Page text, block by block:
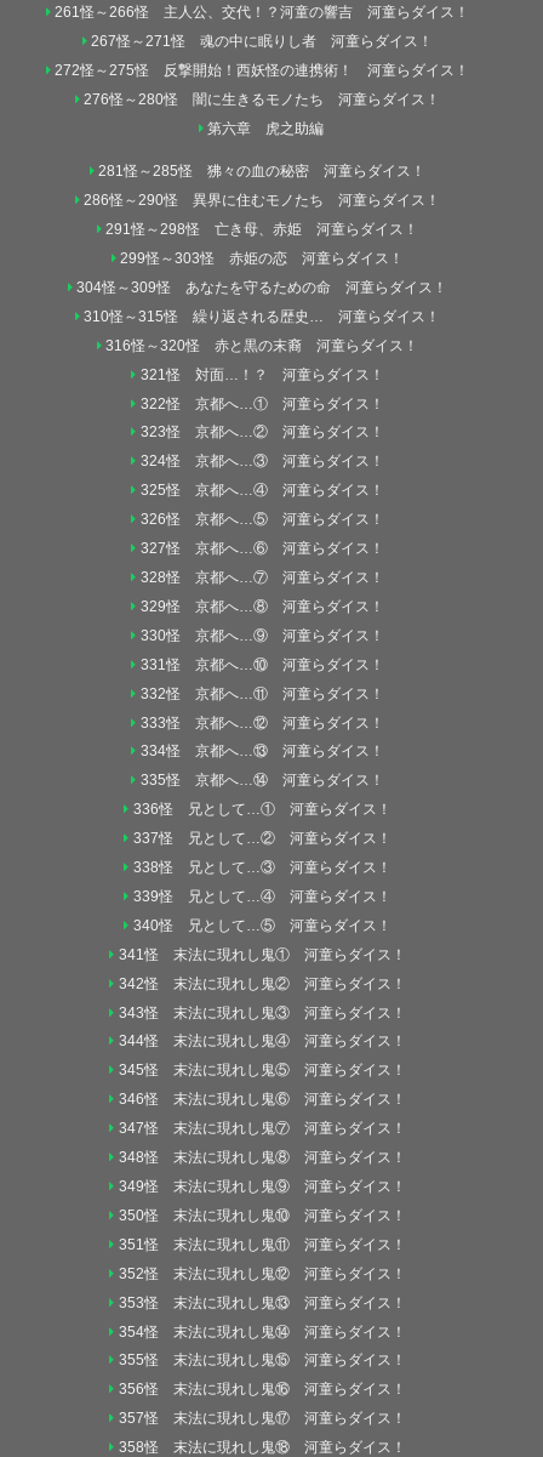
261怪～266怪 主人公、交代！？河童の響吉 河童らダイス！
267怪～271怪 魂の中に眠りし者 河童らダイス！
272怪～275怪 反撃開始！西妖怪の連携術！ 河童らダイス！
276怪～280怪 闇に生きるモノたち 河童らダイス！
第六章 虎之助編
281怪～285怪 狒々の血の秘密 河童らダイス！
286怪～290怪 異界に住むモノたち 河童らダイス！
291怪～298怪 亡き母、赤姫 河童らダイス！
299怪～303怪 赤姫の恋 河童らダイス！
304怪～309怪 あなたを守るための命 河童らダイス！
310怪～315怪 繰り返される歴史… 河童らダイス！
316怪～320怪 赤と黒の末裔 河童らダイス！
321怪 対面…！？ 河童らダイス！
322怪 京都へ…① 河童らダイス！
323怪 京都へ…② 河童らダイス！
324怪 京都へ…③ 河童らダイス！
325怪 京都へ…④ 河童らダイス！
326怪 京都へ…⑤ 河童らダイス！
327怪 京都へ…⑥ 河童らダイス！
328怪 京都へ…⑦ 河童らダイス！
329怪 京都へ…⑧ 河童らダイス！
330怪 京都へ…⑨ 河童らダイス！
331怪 京都へ…⑩ 河童らダイス！
332怪 京都へ…⑪ 河童らダイス！
333怪 京都へ…⑫ 河童らダイス！
334怪 京都へ…⑬ 河童らダイス！
335怪 京都へ…⑭ 河童らダイス！
336怪 兄として…① 河童らダイス！
337怪 兄として…② 河童らダイス！
338怪 兄として…③ 河童らダイス！
339怪 兄として…④ 河童らダイス！
340怪 兄として…⑤ 河童らダイス！
341怪 末法に現れし鬼① 河童らダイス！
342怪 末法に現れし鬼② 河童らダイス！
343怪 末法に現れし鬼③ 河童らダイス！
344怪 末法に現れし鬼④ 河童らダイス！
345怪 末法に現れし鬼⑤ 河童らダイス！
346怪 末法に現れし鬼⑥ 河童らダイス！
347怪 末法に現れし鬼⑦ 河童らダイス！
348怪 末法に現れし鬼⑧ 河童らダイス！
349怪 末法に現れし鬼⑨ 河童らダイス！
350怪 末法に現れし鬼⑩ 河童らダイス！
351怪 末法に現れし鬼⑪ 河童らダイス！
352怪 末法に現れし鬼⑫ 河童らダイス！
353怪 末法に現れし鬼⑬ 河童らダイス！
354怪 末法に現れし鬼⑭ 河童らダイス！
355怪 末法に現れし鬼⑮ 河童らダイス！
356怪 末法に現れし鬼⑯ 河童らダイス！
357怪 末法に現れし鬼⑰ 河童らダイス！
358怪 末法に現れし鬼⑱ 河童らダイス！